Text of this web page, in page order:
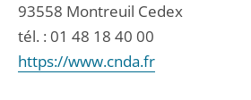
93558 Montreuil Cedex
tél. : 01 48 18 40 00
https://www.cnda.fr